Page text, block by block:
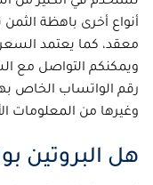
أنواع أخرى باهظة
معقد، كما يعتمد السعر
ويمكنكم التواصل مع
رقم الواتساب الخاص
وغيرها من المعلومات
هل البروتين